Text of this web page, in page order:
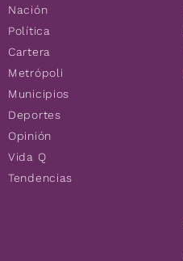
Nación
Política
Cartera
Metrópoli
Municipios
Deportes
Opinión
Vida Q
Tendencias